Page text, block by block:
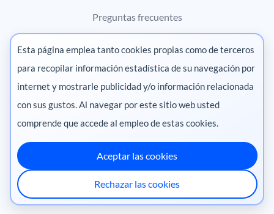
Preguntas frecuentes
Contáctanos
Marketing digital
Pharma
México
·
Ecuador·Perú·
Centroamérica
Chile
Esta página emplea tanto cookies propias como de terceros
para recopilar información estadística de su navegación por
internet y mostrarle publicidad y/o información relacionada
con sus gustos. Al navegar por este sitio web usted
comprende que accede al empleo de estas cookies.
Aceptar las cookies
Rechazar las cookies